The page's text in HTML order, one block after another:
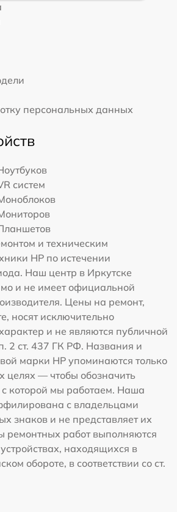
персональных данных
систем
и техническим
HP по истечении
Наш центр в Иркутске
и не имеет официальной
Цены на ремонт,
носят исключительно
и не являются публичной
2 ст. 437 ГК РФ. Названия и
марки HP упоминаются только
— чтобы обозначить
с которой мы работаем. Наша
с владельцами
знаков и не представляет их
ремонтных работ выполняются
находящихся в
обороте, в соответствии со ст.